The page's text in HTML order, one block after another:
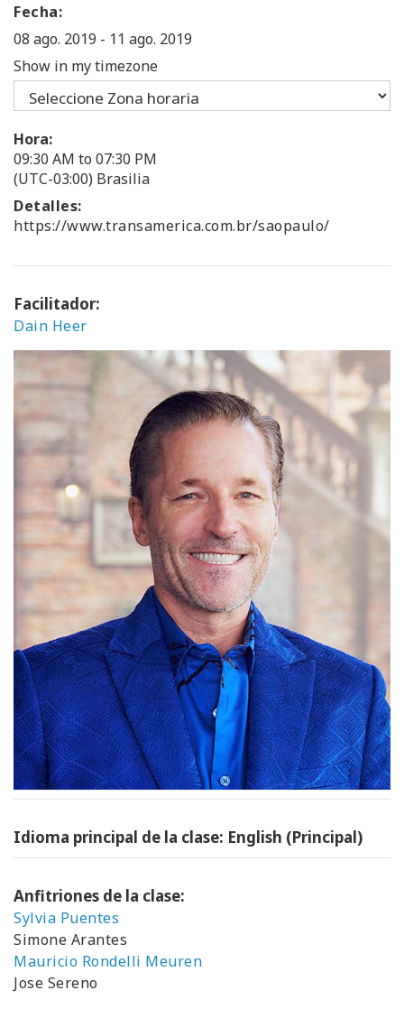
Fecha:
08 ago. 2019 - 11 ago. 2019
Show in my timezone
Hora:
09:30 AM to 07:30 PM
(UTC-03:00) Brasilia
Detalles:
https://www.transamerica.com.br/saopaulo/
Facilitador:
Dain Heer
Idioma principal de la clase: English (Principal)
Anfitriones de la clase:
Sylvia Puentes
Simone Arantes
Mauricio Rondelli Meuren
Jose Sereno